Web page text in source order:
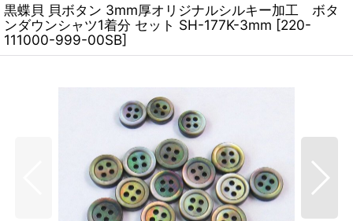
黒蝶貝 貝ボタン 3mm厚オリジナルシルキー加工 ボタ
ンダウンシャツ1着分 セット SH-177K-3mm [220-
111000-999-00SB]